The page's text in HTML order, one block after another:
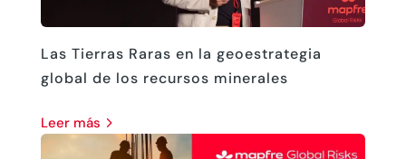
Las Tierras Raras en la geoestrategia
global de los recursos minerales
leer más